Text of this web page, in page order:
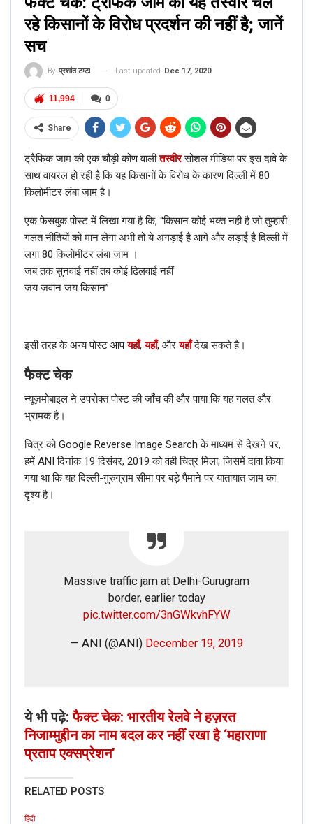
रहे किसानों के विरोध प्रदर्शन की नहीं है; जानें
सच
By प्रशांत टम्टा Last updated Dec 17, 2020
0
11,994
Share
ट्रैफिक जाम की एक चौड़ी कोण वालीतस्वीरसोशल मीडिया पर इस दावे के
साथ वायरल हो रही है कि यह किसानों के विरोध के कारण दिल्ली में 80
किलोमीटर लंबा जाम है।
एक फेसबुक पोस्ट में लिखा गया है कि, “किसान कोई भक्त नही है जो तुम्हारी
गलत नीतियों को मान लेगा अभी तो ये अंगड़ाई है आगे और लड़ाई है दिल्ली में
लगा 80 किलोमीटर लंबा जाम ।
जब तक सुनवाई नहीं तब कोई ढिलवाई नहीं
जय जवान जय किसान”
इसी तरह के अन्य पोस्ट आपयहाँ,यहाँ, औरयहाँदेख सकते है।
फैक्ट चेक
न्यूज़मोबाइल ने उपरोक्त पोस्ट की जाँच की और पाया कि यह गलत और
भ्रामक है।
चित्र को Google Reverse Image Search के माध्यम से देखने पर,
हमें ANI दिनांक 19 दिसंबर, 2019 को वही चित्र मिला, जिसमें दावा किया
गया था कि यह दिल्ली-गुरुग्राम सीमा पर बड़े पैमाने पर यातायात जाम का
दृश्य है।
Massive traffic jam at Delhi-Gurugram
border, earlier today
pic.twitter.com/3nGWkvhFYW
— ANI (@ANI) December 19, 2019
ये भी पढ़े:फैक्ट चेक: भारतीय रेलवे ने हज़रत
निजाम्मुद्दीन का नाम बदल कर नहीं रखा है ‘महाराणा
प्रताप एक्सप्रेशन’
RELATED POSTS
हिंदी